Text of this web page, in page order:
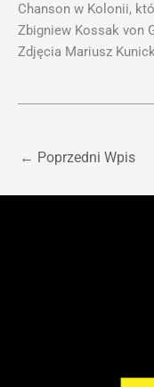
Chanson w Kolonii,
Zbigniew Kossak von
Zdjęcia Mariusz
← Poprzedni Wpis